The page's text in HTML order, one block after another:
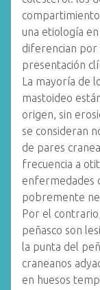
una etiología
diferencian por
presentación
La mayoría de
mastoideo
origen, sin
se consideran
de pares
frecuencia a
enfermedades
pobremente
Por el
peñasco son
la punta del
craneanos
en huesos